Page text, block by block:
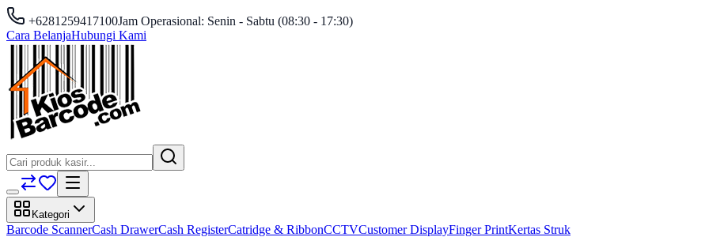
+6281259417100Jam Operasional: Senin - Sabtu (08:30 - 17:30)
Cara BelanjaHubungi Kami
Kategori
Barcode ScannerCash DrawerCash RegisterCatridge & RibbonCCTVCustomer DisplayFinger PrintKertas Struk